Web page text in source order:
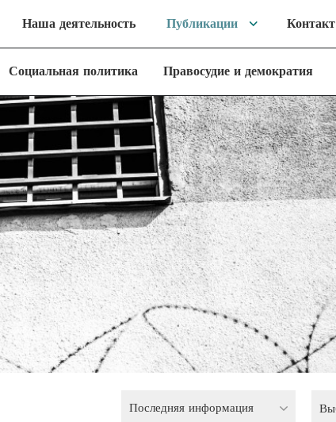
Наша деятельность Публикации Контакт
Социальная политика Правосудие и демократия
Последняя информация